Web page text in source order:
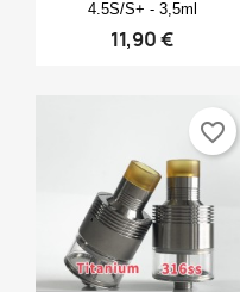
4.5S/S+ - 3,5ml
11,90 €
favorite_border